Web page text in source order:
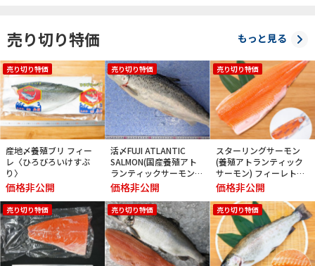
売り切り特価 もっと見る
売り切り特価
産地〆養殖ブリ フィー
レ〈ひろびろいけすぶ
り〉
価格非公開
売り切り特価
活〆FUJI ATLANTIC
SALMON(国産養殖アト
ランティックサーモン)
セミドレス 小
価格非公開
売り切り特価
スターリングサーモン
(養殖アトランティック
サーモン) フィーレトリ
ムC【半身】
価格非公開
売り切り特価 売り切り特価 売り切り特価